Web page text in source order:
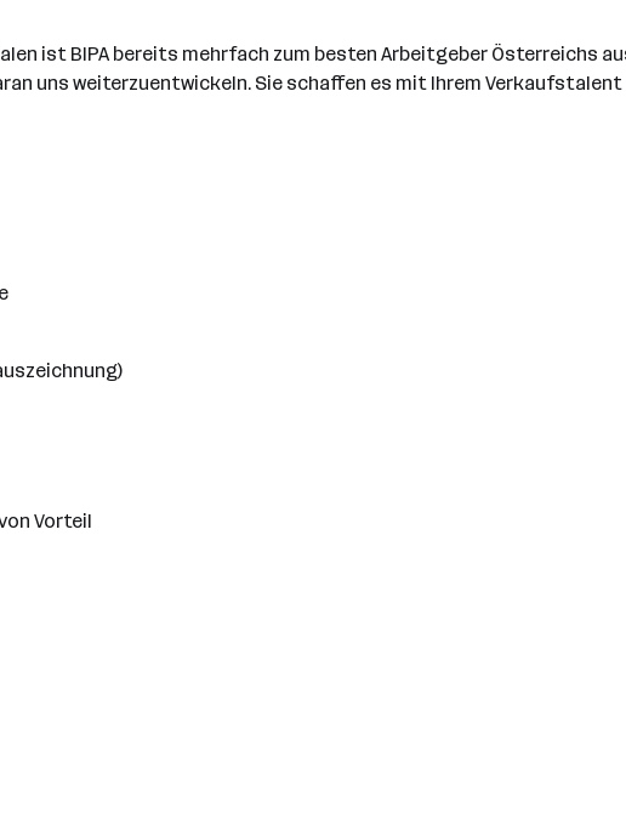
ist BIPA bereits mehrfach zum besten Arbeitgeber Österreichs
uns weiterzuentwickeln. Sie schaffen es mit Ihrem Verkaufstalent
Vorteil